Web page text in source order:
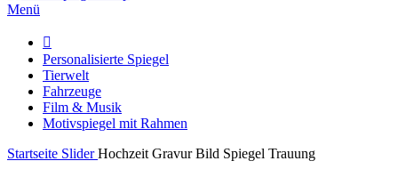
Menü
Personalisierte Spiegel
Tierwelt
Fahrzeuge
Film & Musik
Motivspiegel mit Rahmen
Startseite SliderHochzeit Gravur Bild Spiegel Trauung